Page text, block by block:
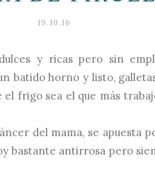
19.10.16
y ricas pero sin
batido horno y listo,
frigo sea el que más
del mama, se apuesta
bastante antirrosa pero